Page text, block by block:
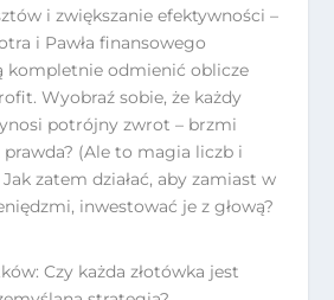
i zwiększanie efektywności –
i Pawła finansowego
kompletnie odmienić oblicze
Wyobraź sobie, że każdy
potrójny zwrot – brzmi
(Ale to magia liczb i
zatem działać, aby zamiast w
inwestować je z głową?
Czy każda złotówka jest